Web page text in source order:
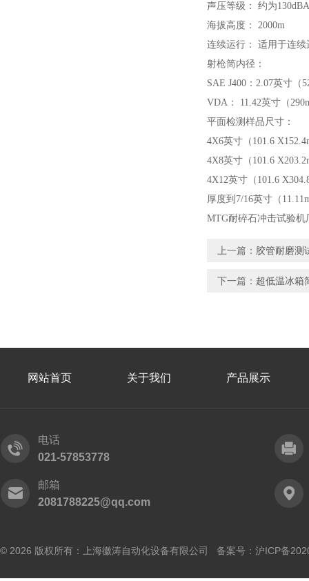
声压等级： 约为130dBA
海拔高度： 2000m
连续运行： 适用于连续
射枪筒内径：
SAE J400：2.07英寸（
VDA： 11.42英寸（
平面检测样品尺寸：
4X6英寸（101.6
4X8英寸（101.6
4X12英寸（101.6
厚度到7/16英寸（
MTG耐碎石冲击试验机
上一篇： 胶管耐磨测
下一篇： 超低温冰箱
网站首页 关于我们 产品展示
电话
021-57853778
邮箱
2081788225@qq.com
© 2026 版权所有：上海徽涛自动化设备有限公司 备案号： 沪ICP备